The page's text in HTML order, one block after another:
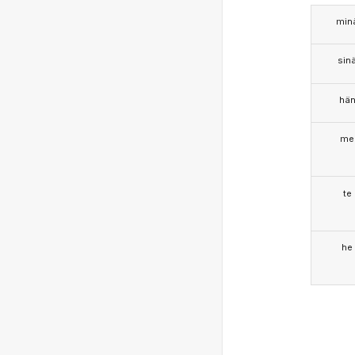
hän
me
te
he